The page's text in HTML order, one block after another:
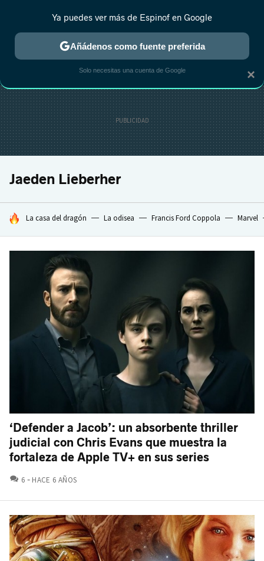
ESTRENOS REALITY ANIME RANKINGS CINE
Jaeden Lieberher
HOY SE HABLA DE
La casa del dragón La odisea Francis Ford Coppola Marvel
‘Defender a Jacob’: un absorbente thriller
judicial con Chris Evans que muestra la
fortaleza de Apple TV+ en sus series
6 COMENTARIOS
HACE 6 AÑOS
×
Ya puedes ver más de Espinof en Google
Añádenos como fuente preferida
Solo necesitas una cuenta de Google